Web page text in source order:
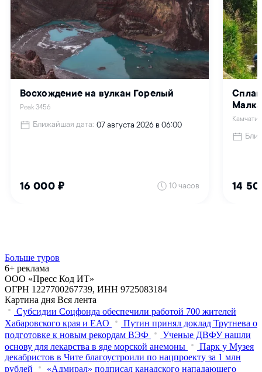
Больше туров
6+ реклама
ООО «Пресс Код ИТ»
ОГРН 1227700267739, ИНН 9725083184
Картина дня Вся лента
Субсидии Соцфонда обеспечили работой 700 жителей
Хабаровского края и ЕАО
Путин принял доклад Трутнева о
подготовке к новым рекордам ВЭФ
Ученые ДВФУ нашли
основу для лекарства в яде морской анемоны
Парк у Музея
декабристов в Чите благоустроили по нацпроекту за 1 млн
рублей
«Адмирал» подписал канадского нападающего